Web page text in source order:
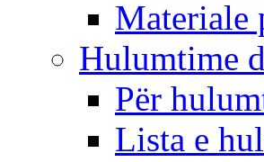
Materiale
Hulumtime
Për
Lista e